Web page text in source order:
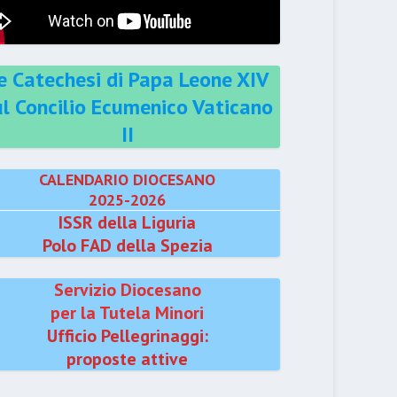
Catechesi di Papa Leone XIV
Concilio Ecumenico Vaticano
II
CALENDARIO DIOCESANO
2025-2026
ISSR della Liguria
Polo FAD della Spezia
Servizio Diocesano
per la Tutela Minori
Ufficio Pellegrinaggi:
proposte attive